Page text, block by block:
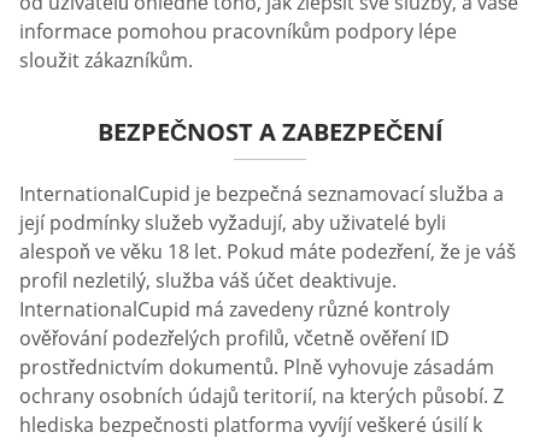
informace pomohou pracovníkům podpory lépe
sloužit zákazníkům.
BEZPEČNOST A ZABEZPEČENÍ
InternationalCupid je bezpečná seznamovací služba a
její podmínky služeb vyžadují, aby uživatelé byli
alespoň ve věku 18 let. Pokud máte podezření, že je váš
profil nezletilý, služba váš účet deaktivuje.
InternationalCupid má zavedeny různé kontroly
ověřování podezřelých profilů, včetně ověření ID
prostřednictvím dokumentů. Plně vyhovuje zásadám
ochrany osobních údajů teritorií, na kterých působí. Z
hlediska bezpečnosti platforma vyvíjí veškeré úsilí k